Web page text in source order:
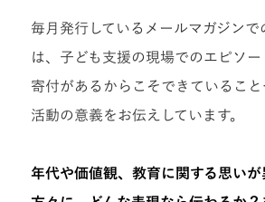
毎月発行しているメールマガジンで
は、子ども支援の現場でのエピソ
寄付があるからこそできているこ
活動の意義をお伝えしています。
年代や価値観、教育に関する思い